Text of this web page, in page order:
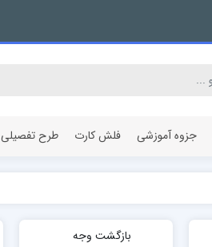
مقاله پژوهشی
جزوه آموزشی فلش کارت طرح تفصیلی
بازگشت وجه